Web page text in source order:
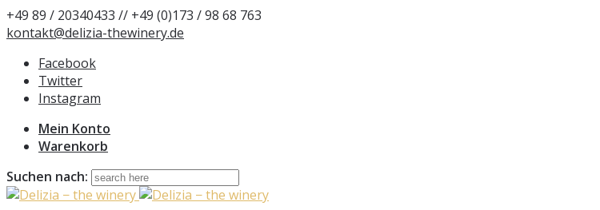
+49 89 / 20340433 // +49 (0)173 / 98 68 763
kontakt@delizia-thewinery.de
Facebook
Twitter
Instagram
Mein Konto
Warenkorb
Suchen nach: